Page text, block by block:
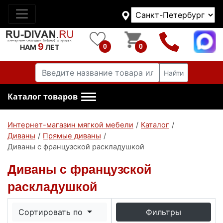
НАМ 9 ЛЕТ 0 0
Найти
Каталог товаров
Интернет-магазин мягкой мебели / Каталог /
Диваны / Прямые диваны /
Диваны с французской раскладушкой
Диваны с французской
раскладушкой
Сортировать по Фильтры